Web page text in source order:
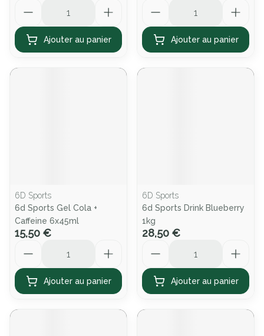
Ajouter au panier Ajouter au panier
6D Sports
6d Sports Gel Cola +
Caffeine 6x45ml
15,50 €
Ajouter au panier
6D Sports
6d Sports Drink Blueberry
1kg
28,50 €
Ajouter au panier